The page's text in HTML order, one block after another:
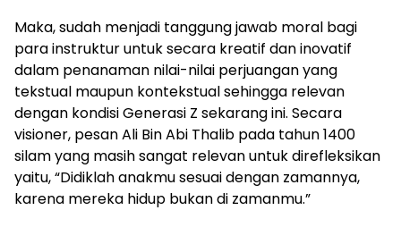
Maka, sudah menjadi tanggung jawab moral bagi
para instruktur untuk secara kreatif dan inovatif
dalam penanaman nilai-nilai perjuangan yang
tekstual maupun kontekstual sehingga relevan
dengan kondisi Generasi Z sekarang ini. Secara
visioner, pesan Ali Bin Abi Thalib pada tahun 1400
silam yang masih sangat relevan untuk direfleksikan
yaitu, “Didiklah anakmu sesuai dengan zamannya,
karena mereka hidup bukan di zamanmu.”